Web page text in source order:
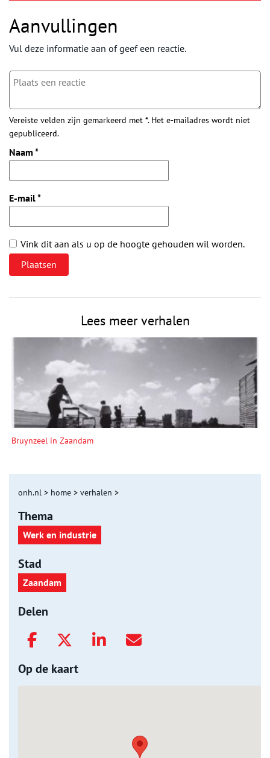
Aanvullingen
Vul deze informatie aan of geef een reactie.
Vereiste velden zijn gemarkeerd met *. Het e-mailadres wordt niet
gepubliceerd.
Naam *
E-mail*
Vink dit aan als u op de hoogte gehouden wil worden.
Lees meer verhalen
Bruynzeel in Zaandam
onh.nl > home > verhalen >
Thema
Werk en industrie
Stad
Zaandam
Delen
Op de kaart